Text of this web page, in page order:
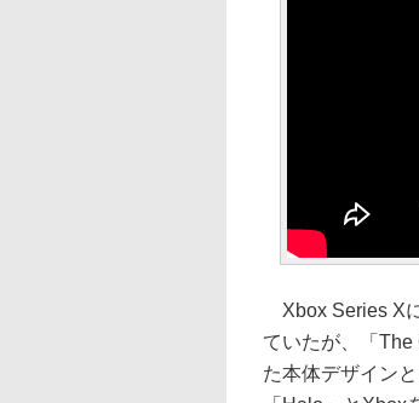
Xbox Series X
ていたが、「
た本体デザイン